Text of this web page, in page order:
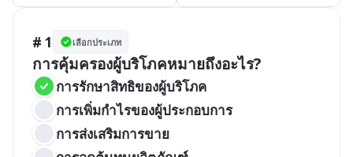
# 1 เลือกประเภท
การคุ้มครองผู้บริโภคหมายถึงอะไร?
การรักษาสิทธิของผู้บริโภค
การเพิ่มกำไรของผู้ประกอบการ
การส่งเสริมการขาย